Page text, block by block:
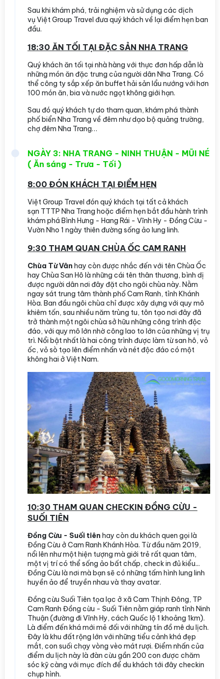
Sau khi khám phá, trải nghiệm và sử dụng các dịch
vụ Việt Group Travel đưa quý khách về lại điểm hẹn ban
đầu.
18:30 ĂN TỐI TẠI ĐẶC SẢN NHA TRANG
Quý khách ăn tối tại nhà hàng với thực đơn hấp dẫn là
những món ăn đặc trưng của người dân Nha Trang. Có
thể công ty sắp xếp ăn buffet hải sản lẩu nướng với hơn
100 món ăn, bia và nước ngọt không giới hạn.
Sau đó quý khách tự do tham quan, khám phá thành
phố biển Nha Trang về đêm như dạo bộ quảng trường,
chợ đêm Nha Trang…
NGÀY 3: NHA TRANG - NINH THUẬN - MŨI NÉ
( Ăn sáng - Trưa - Tối )
8:00 ĐÓN KHÁCH TẠI ĐIỂM HẸN
Việt Group Travel đón quý khách tại tất cả khách
sạn TTTP Nha Trang hoặc điểm hẹn bắt đầu hành trình
khám phá Bình Hưng - Hang Rái - Vĩnh Hy - Đồng Cừu -
Vườn Nho 1 ngày thiên đường sống ảo lung linh.
9:30 THAM QUAN CHÙA ỐC CAM RANH
Chùa Từ Vân hay còn được nhắc đến với tên Chùa Ốc
hay Chùa San Hô là những cái tên thân thương, bình dị
được người dân nơi đây đặt cho ngôi chùa này. Nằm
ngay sát trung tâm thành phố Cam Ranh, tỉnh Khánh
Hòa. Ban đầu ngôi chùa chỉ được xây dựng với quy mô
khiêm tốn, sau nhiều năm trùng tu, tôn tạo nơi đây đã
trở thành một ngôi chùa sở hữu những công trình độc
đáo, với quy mô lớn nhờ công lao to lớn của những vị trụ
trì. Nổi bật nhất là hai công trình được làm từ san hô, vỏ
ốc, vỏ sò tạo lên điểm nhấn và nét độc đáo có một
không hai ở Việt Nam.
10:30 THAM QUAN CHECKIN ĐỒNG CỪU -
SUỐI TIÊN
Đồng Cừu - Suối tiên hay còn du khách quen gọi là
Đồng Cừu ở Cam Ranh Khánh Hòa. Từ đầu năm 2019,
nổi lên như một hiện tượng mà giới trẻ rất quan tâm,
một vị trí có thể sống ảo bất chấp, check in đủ kiểu...
Đồng Cừu là nơi mà bạn sẽ có những tấm hình lung linh
huyền ảo để truyền nhau và thay avatar.
Đồng cừu Suối Tiên tọa lạc ở xã Cam Thịnh Đông, TP
Cam Ranh Đồng cừu - Suối Tiên nằm giáp ranh tỉnh Ninh
Thuận (đường đi Vĩnh Hy, cách Quốc lộ 1 khoảng 1km).
Là điểm đến khá mới mẻ đối với những tín đồ mê du lịch.
Đây là khu đất rộng lớn với những tiểu cảnh khá đẹp
mắt, con suối chạy vòng vèo mát rượi. Điểm nhấn của
điểm du lịch này là đàn cừu gần 200 con được chăm
sóc kỹ càng với mục đích để du khách tới đây checkin
chụp hình.